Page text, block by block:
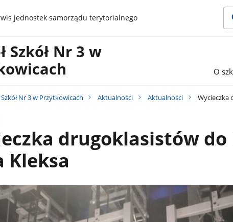
jednostek samorządu terytorialnego
Szkół Nr 3 w
O
Szkół Nr 3 w Przytkowicach Aktualności Aktualności Wycieczka
drugoklasistów do
Kleksa